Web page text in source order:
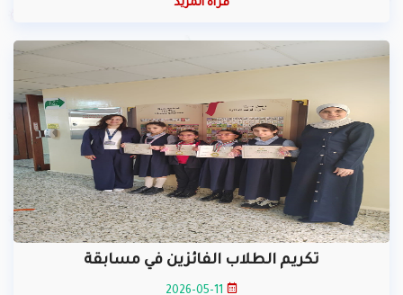
قرأه المزيد
تكريم الطلاب الفائزين في مسابقة